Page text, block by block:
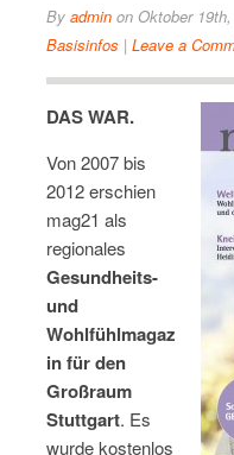
By admin on Oktober
Basisinfos | Leave a
DAS WAR.
Von 2007 bis
2012 erschien
mag21 als
regionales
Gesundheits-
und
Wohlfühlmagaz
in für den
Großraum
Stuttgart. Es
wurde kostenlos